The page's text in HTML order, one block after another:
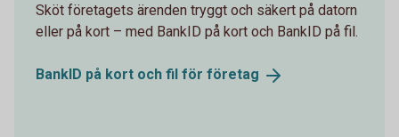
Sköt företagets ärenden tryggt och säkert på datorn
eller på kort – med BankID på kort och BankID på fil.
BankID på kort och fil för företag